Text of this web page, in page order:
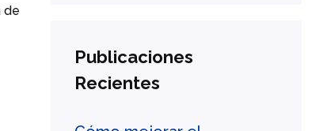
de
Publicaciones
Recientes